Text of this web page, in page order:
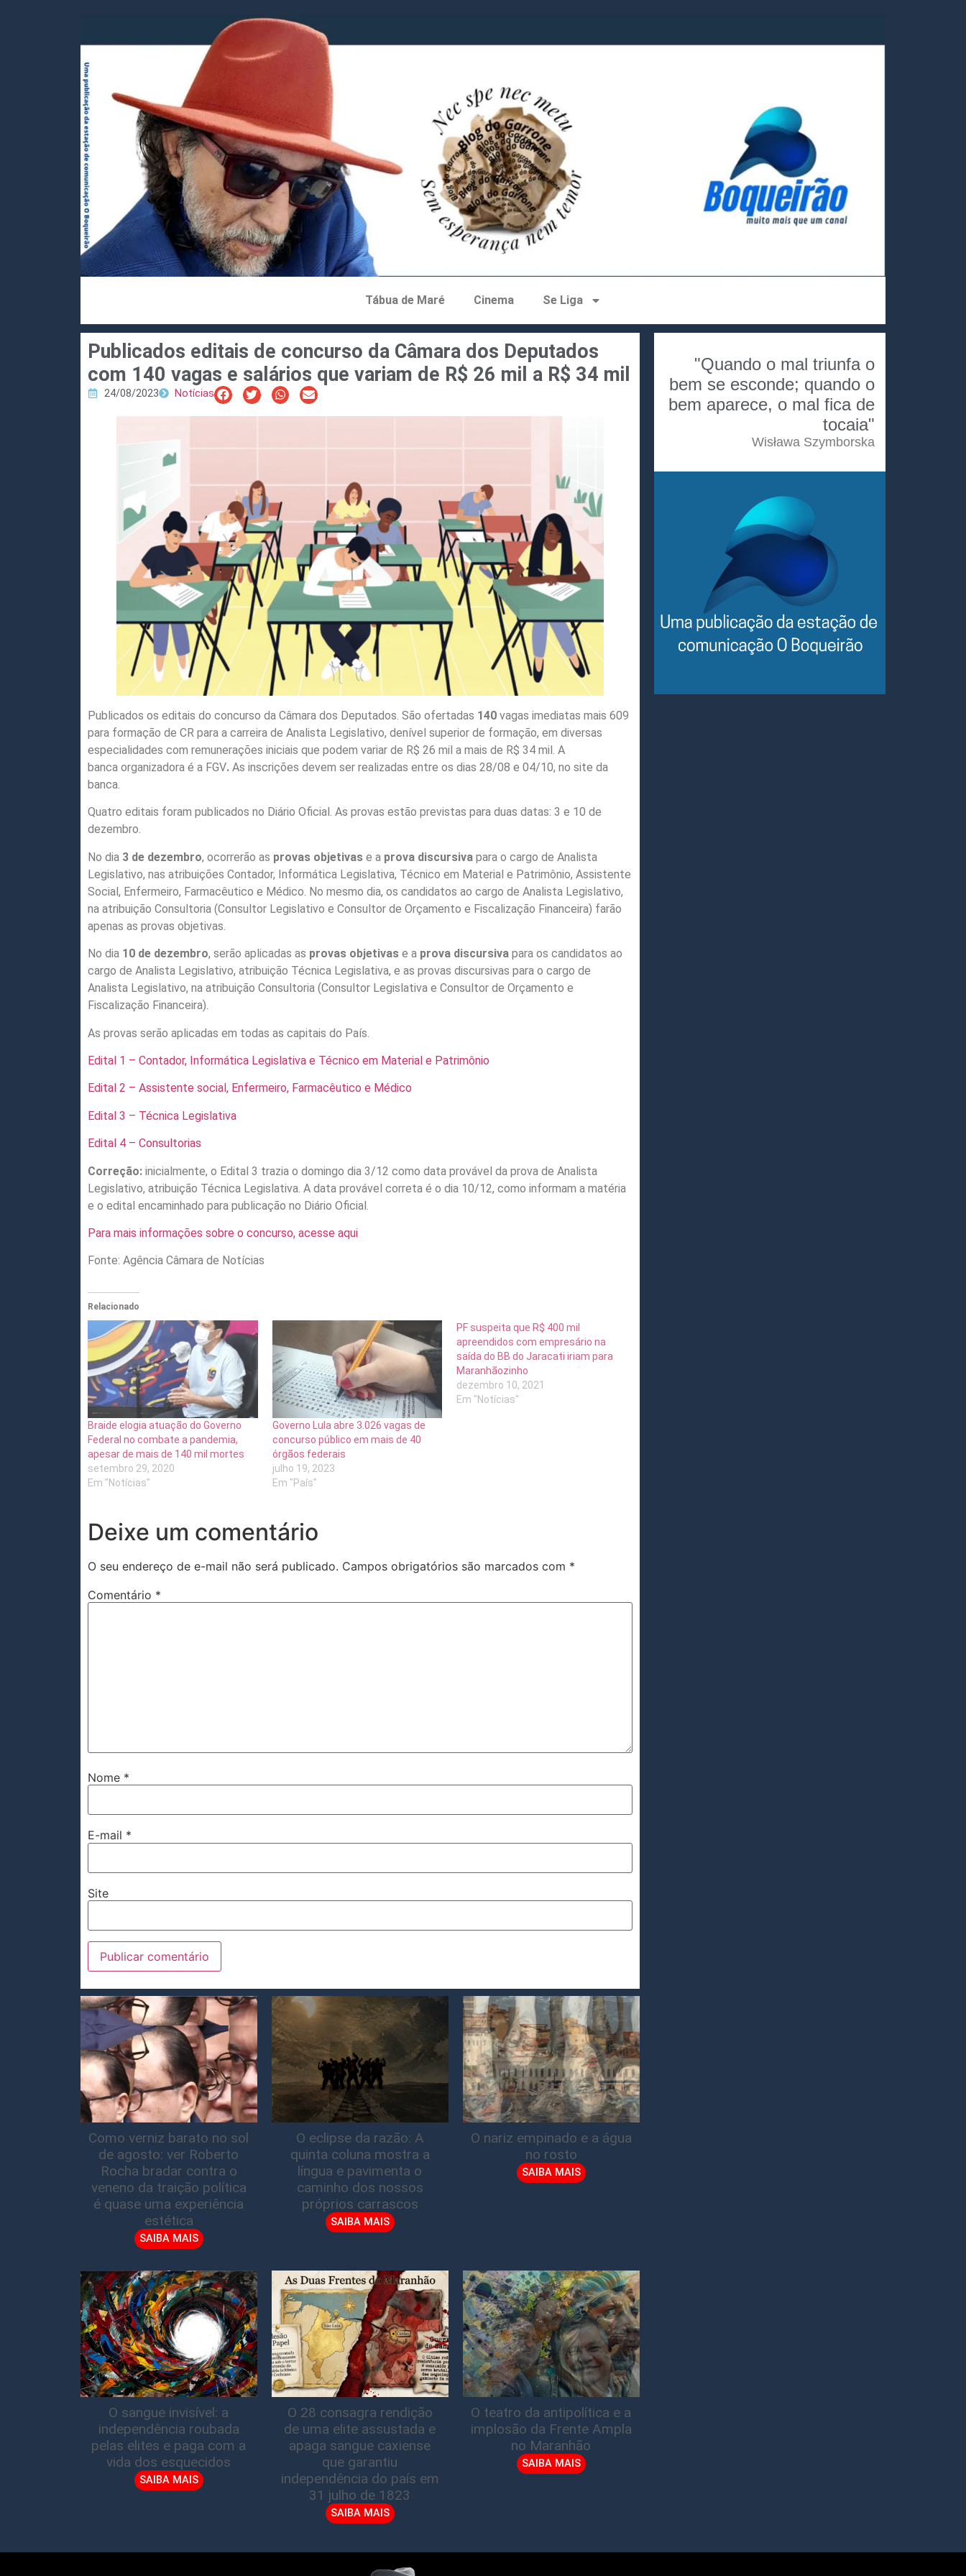
Tábua de Maré Cinema Se Liga
Publicados editais de concurso da Câmara dos Deputados
com 140 vagas e salários que variam de R$ 26 mil a R$ 34 mil
24/08/2023 Notícias
Publicados os editais do concurso da Câmara dos Deputados. São ofertadas 140 vagas imediatas mais 609
para formação de CR para a carreira de Analista Legislativo, denível superior de formação, em diversas
especialidades com remunerações iniciais que podem variar de R$ 26 mil a mais de R$ 34 mil. A
banca organizadora é a FGV. As inscrições devem ser realizadas entre os dias 28/08 e 04/10, no site da
banca.
Quatro editais foram publicados no Diário Oficial. As provas estão previstas para duas datas: 3 e 10 de
dezembro.
No dia 3 de dezembro, ocorrerão as provas objetivas e a prova discursiva para o cargo de Analista
Legislativo, nas atribuições Contador, Informática Legislativa, Técnico em Material e Patrimônio, Assistente
Social, Enfermeiro, Farmacêutico e Médico. No mesmo dia, os candidatos ao cargo de Analista Legislativo,
na atribuição Consultoria (Consultor Legislativo e Consultor de Orçamento e Fiscalização Financeira) farão
apenas as provas objetivas.
No dia 10 de dezembro, serão aplicadas as provas objetivas e a prova discursiva para os candidatos ao
cargo de Analista Legislativo, atribuição Técnica Legislativa, e as provas discursivas para o cargo de
Analista Legislativo, na atribuição Consultoria (Consultor Legislativa e Consultor de Orçamento e
Fiscalização Financeira).
As provas serão aplicadas em todas as capitais do País.
Edital 1 – Contador, Informática Legislativa e Técnico em Material e Patrimônio
Edital 2 – Assistente social, Enfermeiro, Farmacêutico e Médico
Edital 3 – Técnica Legislativa
Edital 4 – Consultorias
Correção: inicialmente, o Edital 3 trazia o domingo dia 3/12 como data provável da prova de Analista
Legislativo, atribuição Técnica Legislativa. A data provável correta é o dia 10/12, como informam a matéria
e o edital encaminhado para publicação no Diário Oficial.
Para mais informações sobre o concurso, acesse aqui
Fonte: Agência Câmara de Notícias
Relacionado
Braide elogia atuação do Governo
Federal no combate a pandemia,
apesar de mais de 140 mil mortes
setembro 29, 2020
Em "Notícias"
Governo Lula abre 3.026 vagas de
concurso público em mais de 40
órgãos federais
julho 19, 2023
Em "País"
PF suspeita que R$ 400 mil
apreendidos com empresário na
saída do BB do Jaracati iriam para
Maranhãozinho
dezembro 10, 2021
Em "Notícias"
Deixe um comentário
O seu endereço de e-mail não será publicado. Campos obrigatórios são marcados com *
Comentário *
Nome *
E-mail *
Site
Como verniz barato no sol
de agosto: ver Roberto
Rocha bradar contra o
veneno da traição política
é quase uma experiência
estética
SAIBA MAIS
O eclipse da razão: A
quinta coluna mostra a
língua e pavimenta o
caminho dos nossos
próprios carrascos
SAIBA MAIS
O nariz empinado e a água
no rosto
SAIBA MAIS
O sangue invisível: a
independência roubada
pelas elites e paga com a
vida dos esquecidos
SAIBA MAIS
O 28 consagra rendição
de uma elite assustada e
apaga sangue caxiense
que garantiu
independência do país em
31 julho de 1823
SAIBA MAIS
O teatro da antipolítica e a
implosão da Frente Ampla
no Maranhão
SAIBA MAIS
"Quando o mal triunfa o
bem se esconde; quando o
bem aparece, o mal fica de
tocaia"
Wisława Szymborska